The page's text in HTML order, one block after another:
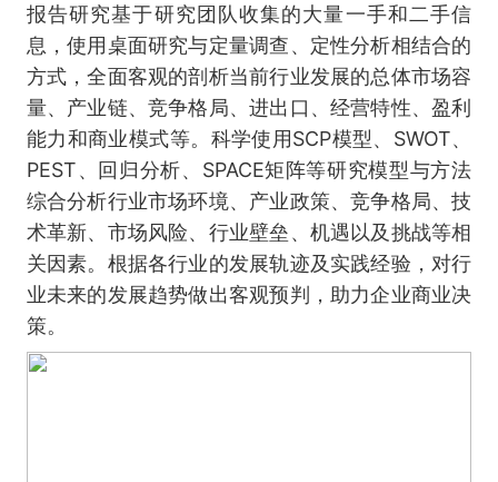
报告研究基于研究团队收集的大量一手和二手信
息，使用桌面研究与定量调查、定性分析相结合的
方式，全面客观的剖析当前行业发展的总体市场容
量、产业链、竞争格局、进出口、经营特性、盈利
能力和商业模式等。科学使用SCP模型、SWOT、
PEST、回归分析、SPACE矩阵等研究模型与方法
综合分析行业市场环境、产业政策、竞争格局、技
术革新、市场风险、行业壁垒、机遇以及挑战等相
关因素。根据各行业的发展轨迹及实践经验，对行
业未来的发展趋势做出客观预判，助力企业商业决
策。